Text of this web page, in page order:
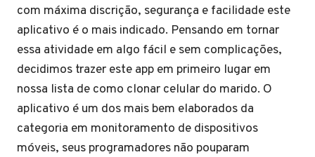
com máxima discrição, segurança e facilidade este
aplicativo é o mais indicado. Pensando em tornar
essa atividade em algo fácil e sem complicações,
decidimos trazer este app em primeiro lugar em
nossa lista de como clonar celular do marido. O
aplicativo é um dos mais bem elaborados da
categoria em monitoramento de dispositivos
móveis, seus programadores não pouparam